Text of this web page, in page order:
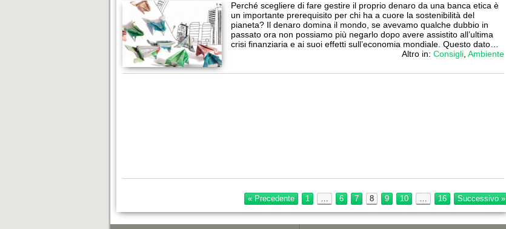
Perché scegliere di fare gestire il proprio denaro da una banca etica è
un importante prerequisito per chi ha a cuore la sostenibilità del
pianeta? Il denaro domina il mondo, se avevamo qualche dubbio in
passato ora non possiamo più negarlo dopo avere assistito all’ultima
crisi finanziaria e ai suoi effetti sull’economia mondiale. Questo dato…
Altro in: Consigli Ambiente
« Precedente 1 … 6 7 8 9 10 … 16 Successivo »